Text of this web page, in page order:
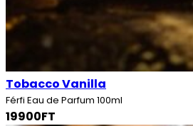
Tobacco Vanilla
Férfi Eau de Parfum 100ml
19900FT